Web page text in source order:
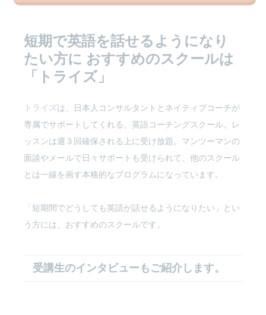
短期で英語を話せるようになり
たい方に おすすめのスクールは
「トライズ」
トライズは、日本人コンサルタントとネイティブコーチが
専属でサポートしてくれる、英語コーチングスクール。レ
ッスンは週３回確保される上に受け放題。マンツーマンの
面談やメールで日々サポートも受けられて、他のスクール
とは一線を画す本格的なプログラムになっています。
「短期間でどうしても英語が話せるようになりたい」とい
う方には、おすすめのスクールです。
受講生のインタビューもご紹介します。